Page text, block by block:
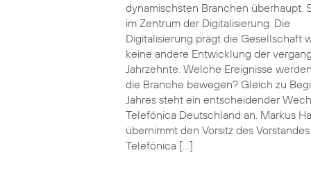
dynamischsten Branchen überhaupt.
im Zentrum der Digitalisierung. Die
Digitalisierung prägt die Gesellschaft
keine andere Entwicklung der
Jahrzehnte. Welche Ereignisse
die Branche bewegen? Gleich zu
Jahres steht ein entscheidender
Telefónica Deutschland an. Markus
übernimmt den Vorsitz des
Telefónica […]